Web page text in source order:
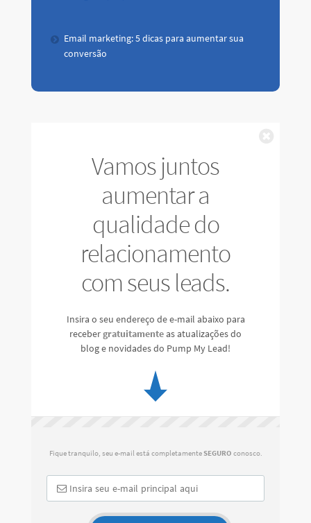
Email marketing: 5 dicas para aumentar sua
conversão
Vamos juntos
aumentar a
qualidade do
relacionamento
com seus leads.
Insira o seu endereço de e-mail abaixo para
recebergratuitamenteas atualizações do
blog e novidades do Pump My Lead!
Fique tranquilo, seu e-mail está completamente SEGURO conosco.